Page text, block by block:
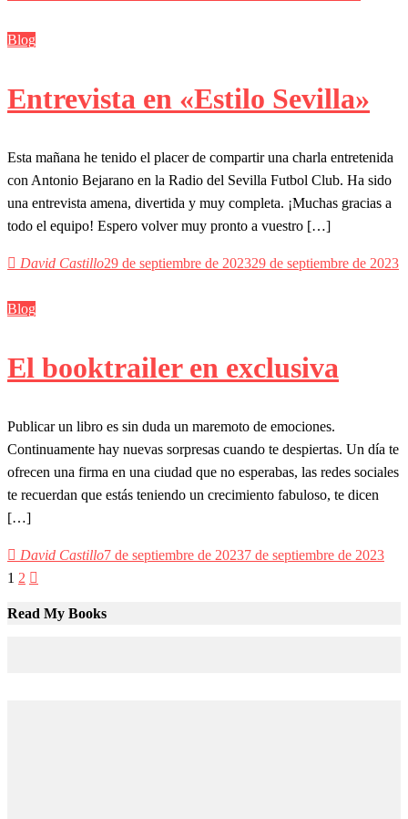
Blog
Entrevista en «Estilo Sevilla»
Esta mañana he tenido el placer de compartir una charla entretenida
con Antonio Bejarano en la Radio del Sevilla Futbol Club. Ha sido
una entrevista amena, divertida y muy completa. ¡Muchas gracias a
todo el equipo! Espero volver muy pronto a vuestro […]
David Castillo29 de septiembre de 202329 de septiembre de 2023
Blog
El booktrailer en exclusiva
Publicar un libro es sin duda un maremoto de emociones.
Continuamente hay nuevas sorpresas cuando te despiertas. Un día te
ofrecen una firma en una ciudad que no esperabas, las redes sociales
te recuerdan que estás teniendo un crecimiento fabuloso, te dicen
[…]
David Castillo7 de septiembre de 20237 de septiembre de 2023
Paginación
1 2
Read My Books